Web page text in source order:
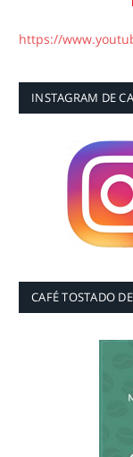
https://
INSTAGRAM DE
CAFÉ TOSTADO